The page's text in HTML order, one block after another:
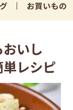
お買いもの
おいし
レシピ